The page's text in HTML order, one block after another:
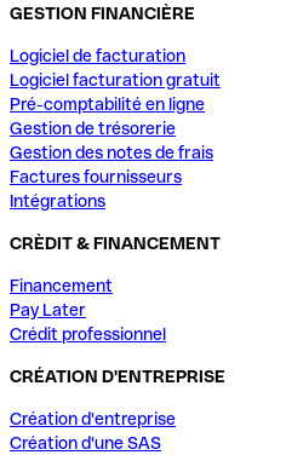
GESTION FINANCIÈRE
Logiciel de facturation
Logiciel facturation gratuit
Pré-comptabilité en ligne
Gestion de trésorerie
Gestion des notes de frais
Factures fournisseurs
Intégrations
CRÈDIT & FINANCEMENT
Financement
Pay Later
Crédit professionnel
CRÉATION D'ENTREPRISE
Création d'entreprise
Création d'une SAS